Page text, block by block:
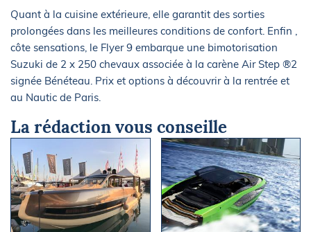
Quant à la cuisine extérieure, elle garantit des sorties
prolongées dans les meilleures conditions de confort. Enfin ,
côte sensations, le Flyer 9 embarque une bimotorisation
Suzuki de 2 x 250 chevaux associée à la carène Air Step ®2
signée Bénéteau. Prix et options à découvrir à la rentrée et
au Nautic de Paris.
La rédaction vous conseille